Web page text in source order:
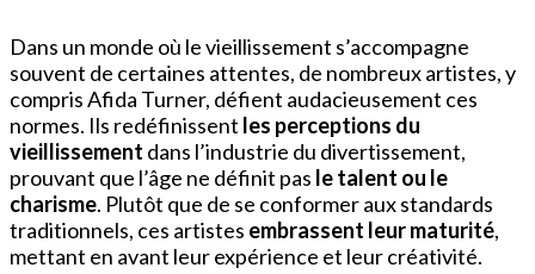
Dans un monde où le vieillissement s’accompagne
souvent de certaines attentes, de nombreux artistes, y
compris Afida Turner, défient audacieusement ces
normes. Ils redéfinissent les perceptions du
vieillissement dans l’industrie du divertissement,
prouvant que l’âge ne définit pas le talent ou le
charisme. Plutôt que de se conformer aux standards
traditionnels, ces artistes embrassent leur maturité,
mettant en avant leur expérience et leur créativité.